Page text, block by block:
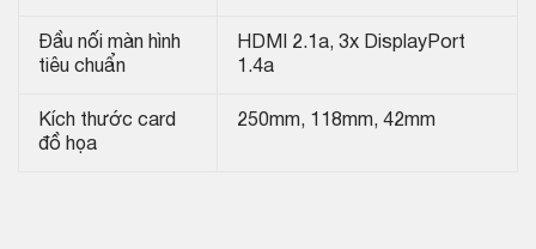
Đầu nối màn hình
tiêu chuẩn
HDMI 2.1a, 3x DisplayPort
1.4a
Kích thước card
đồ họa
250mm, 118mm, 42mm